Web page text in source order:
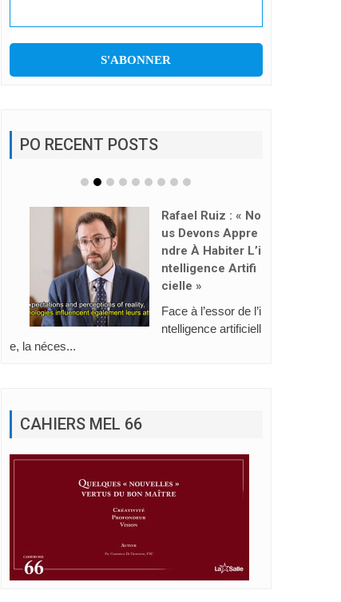
PO RECENT POSTS
Rafael Ruiz : « No
Us Devons Appre
Ndre À Habiter L’i
Ntelligence Artifi
Cielle »
Face à l’essor de l’i
ntelligence artificiell
e, la néces...
CAHIERS MEL 66